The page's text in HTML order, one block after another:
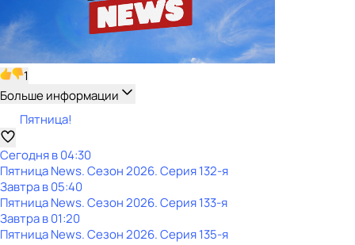
1
Больше информации
Пятница!
Сегодня в 04:30
Пятница News. Сезон 2026. Серия 132-я
Завтра в 05:40
Пятница News. Сезон 2026. Серия 133-я
Завтра в 01:20
Пятница News. Сезон 2026. Серия 135-я